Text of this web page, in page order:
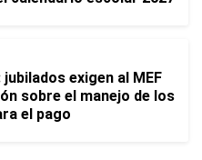
jubilados exigen al MEF
sobre el manejo de los
el pago